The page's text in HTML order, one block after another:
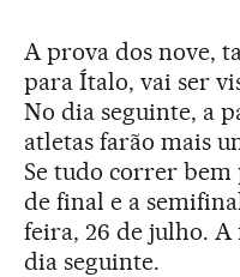
A prova dos nove,
para Ítalo, vai ser
No dia seguinte, a
atletas farão mais
Se tudo correr bem
de final e a
feira, 26 de julho. A
dia seguinte.